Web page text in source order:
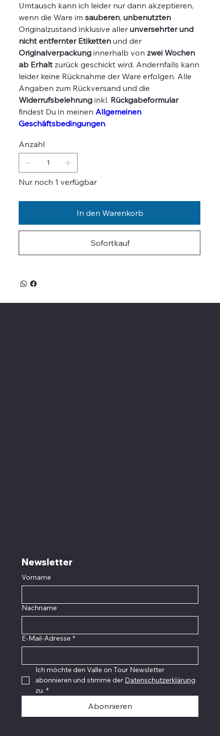
Umtausch kann ich leider nur dann akzeptieren,
wenn die Ware imsauberen,unbenutzten
Originalzustand inklusive allerunversehrter und
nicht entfernter Etiketten und der
Originalverpackung innerhalb von zwei Wochen
ab Erhalt zurück geschickt wird. Andernfalls kann
leider keine Rücknahme der Ware erfolgen. Alle
Angaben zum Rückversand und die
Widerrufsbelehrung inkl. Rückgabeformular
findest Du in meinen Allgemeinen
Geschäftsbedingungen.
Anzahl
Nur noch 1 verfügbar
In den Warenkorb
Sofortkauf
Newsletter
Vorname
Nachname
E-Mail-Adresse *
Ich möchte den Valle on Tour Newsletter
abonnieren und stimme der Datenschutzerklärung
zu. *
Abonnieren